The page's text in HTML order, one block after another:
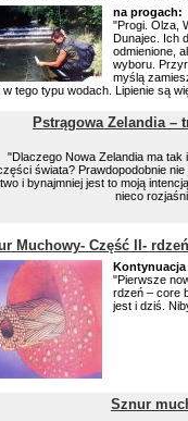
na progach:
"Progi. Olza,
Dunajec. Ich
odmienione,
wyboru.
myślą
w tego typu wodach. Lipienie są
Pstrągowa Zelandia –
"Dlaczego Nowa Zelandia ma tak
świata? Prawdopodobnie
i bynajmniej jest to moją
nieco
Muchowy- Część II- rdzeń
"Pierwsze
rdzeń – core
jest i dziś.
Sznur